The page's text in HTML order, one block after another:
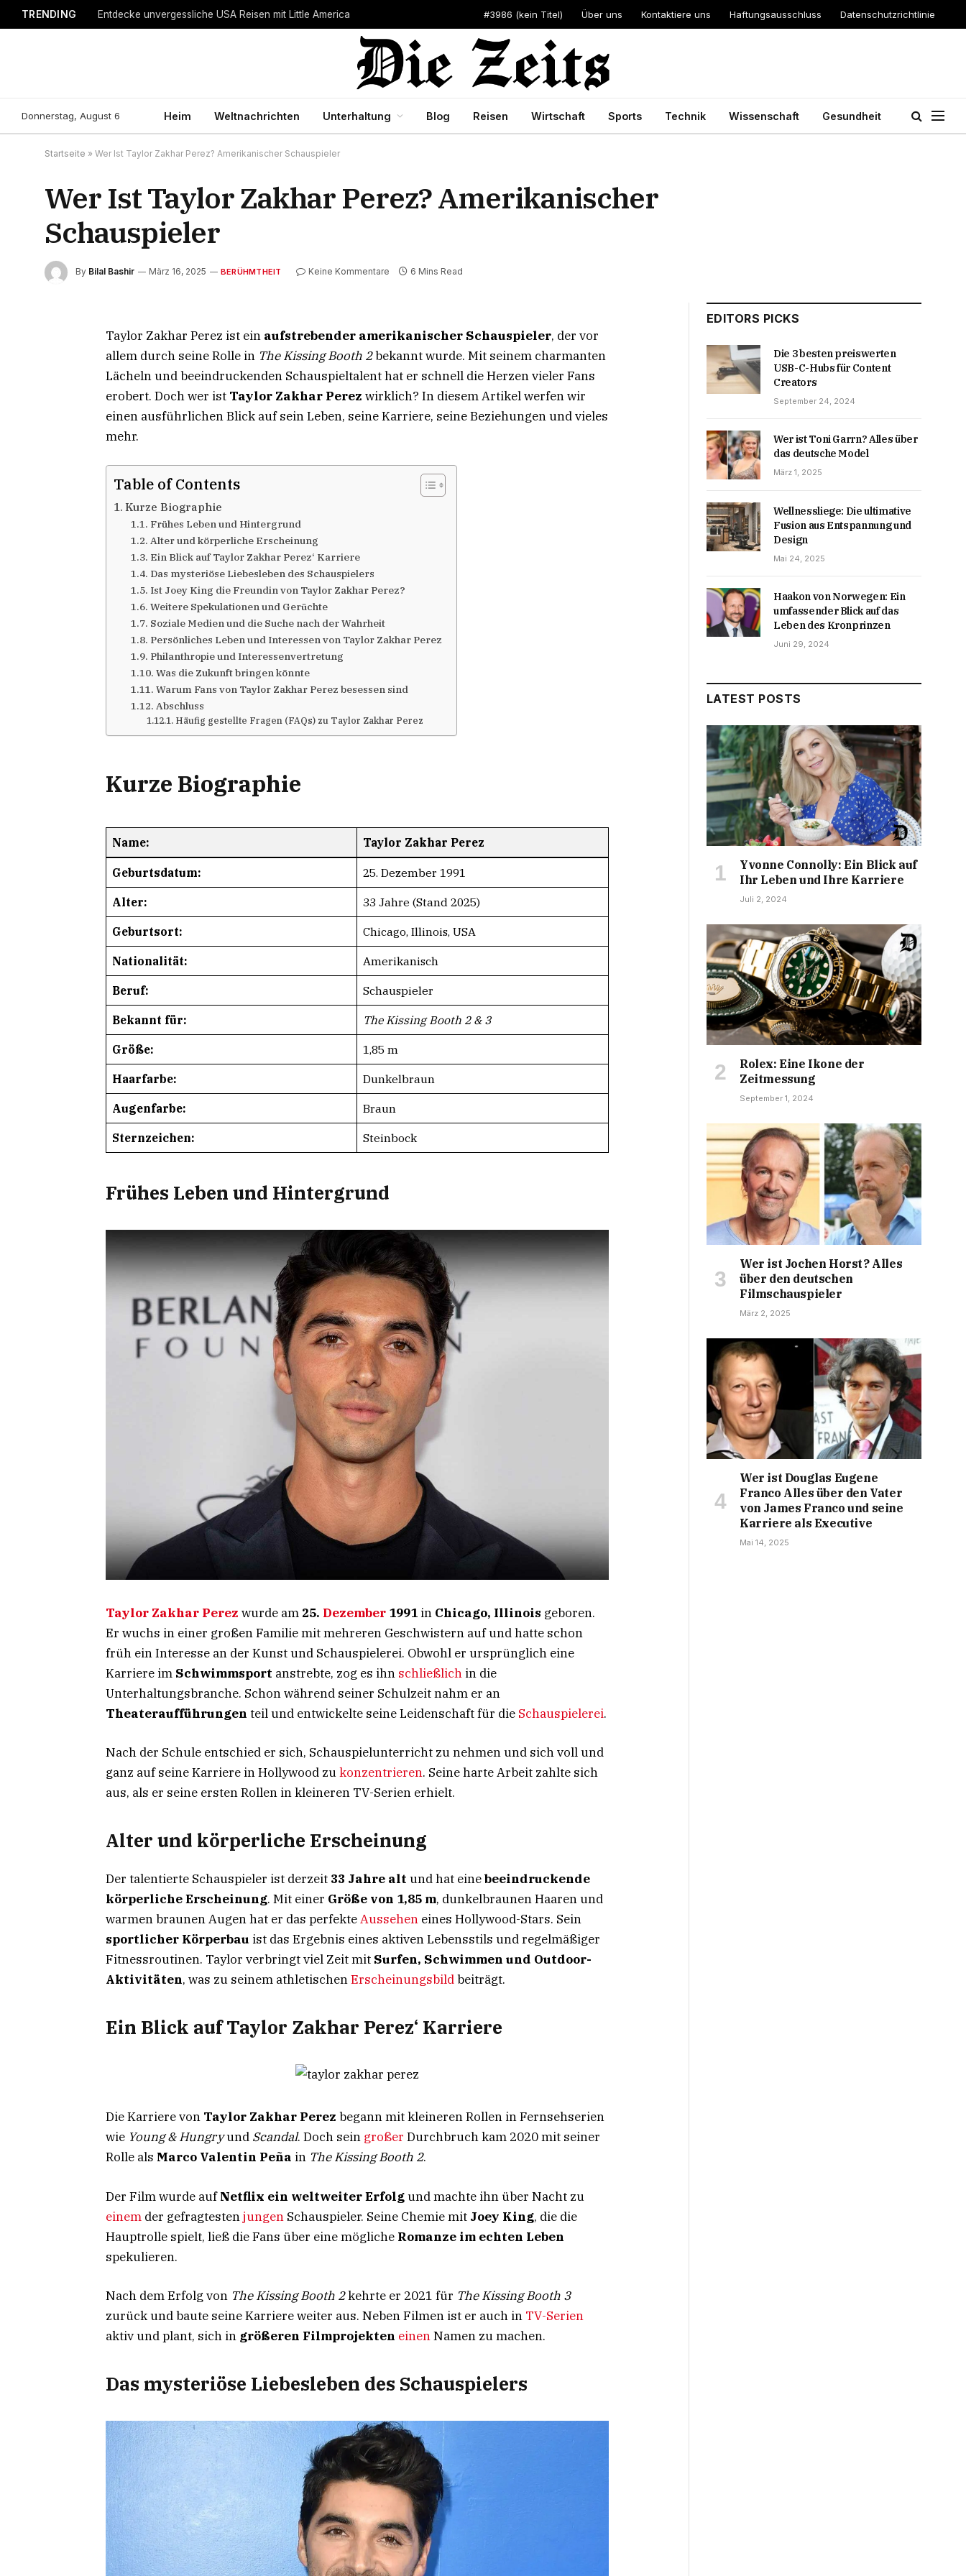
TRENDING Entdecke unvergessliche USA Reisen mit Little America #3986 (kein Titel) Über uns Kontaktiere uns Haftungsausschluss Datenschutzrichtlinie
Donnerstag, August 6 Heim Weltnachrichten Unterhaltung Blog Reisen Wirtschaft Sports Technik Wissenschaft Gesundheit
Startseite » Wer Ist Taylor Zakhar Perez? Amerikanischer Schauspieler
Wer Ist Taylor Zakhar Perez? Amerikanischer
Schauspieler
By Bilal Bashir März 16, 2025 BERÜHMTHEIT Keine Kommentare 6 Mins Read
Taylor Zakhar Perez ist ein aufstrebender amerikanischer Schauspieler, der vor
allem durch seine Rolle in The Kissing Booth 2bekannt wurde. Mit seinem charmanten
Lächeln und beeindruckenden Schauspieltalent hat er schnell die Herzen vieler Fans
erobert. Doch wer ist Taylor Zakhar Perez wirklich? In diesem Artikel werfen wir
einen ausführlichen Blick auf sein Leben, seine Karriere, seine Beziehungen und vieles
mehr.
Table of Contents
Kurze Biographie
Frühes Leben und Hintergrund
Alter und körperliche Erscheinung
Ein Blick auf Taylor Zakhar Perez‘ Karriere
Das mysteriöse Liebesleben des Schauspielers
Ist Joey King die Freundin von Taylor Zakhar Perez?
Weitere Spekulationen und Gerüchte
Soziale Medien und die Suche nach der Wahrheit
Persönliches Leben und Interessen von Taylor Zakhar Perez
Philanthropie und Interessenvertretung
Was die Zukunft bringen könnte
Warum Fans von Taylor Zakhar Perez besessen sind
Abschluss
Häufig gestellte Fragen (FAQs) zu Taylor Zakhar Perez
Kurze Biographie
Name: Taylor Zakhar Perez
Geburtsdatum: 25. Dezember 1991
Alter: 33 Jahre (Stand 2025)
Geburtsort: Chicago, Illinois, USA
Nationalität: Amerikanisch
Beruf: Schauspieler
Bekannt für: The Kissing Booth 2 & 3
Größe: 1,85 m
Haarfarbe: Dunkelbraun
Augenfarbe: Braun
Sternzeichen: Steinbock
Frühes Leben und Hintergrund
Taylor Zakhar Perez wurde am 25. Dezember 1991 in Chicago, Illinois geboren.
Er wuchs in einer großen Familie mit mehreren Geschwistern auf und hatte schon
früh ein Interesse an der Kunst und Schauspielerei. Obwohl er ursprünglich eine
Karriere im Schwimmsport anstrebte, zog es ihn schließlich in die
Unterhaltungsbranche. Schon während seiner Schulzeit nahm er an
Theateraufführungen teil und entwickelte seine Leidenschaft für die Schauspielerei.
Nach der Schule entschied er sich, Schauspielunterricht zu nehmen und sich voll und
ganz auf seine Karriere in Hollywood zukonzentrieren. Seine harte Arbeit zahlte sich
aus, als er seine ersten Rollen in kleineren TV-Serien erhielt.
Alter und körperliche Erscheinung
Der talentierte Schauspieler ist derzeit 33 Jahre alt und hat einebeeindruckende
körperliche Erscheinung. Mit einer Größe von 1,85 m, dunkelbraunen Haaren und
warmen braunen Augen hat er das perfekteAussehen eines Hollywood-Stars. Sein
sportlicher Körperbau ist das Ergebnis eines aktiven Lebensstils und regelmäßiger
Fitnessroutinen. Taylor verbringt viel Zeit mit Surfen, Schwimmen und Outdoor-
Aktivitäten, was zu seinem athletischenErscheinungsbildbeiträgt.
Ein Blick auf Taylor Zakhar Perez‘ Karriere
Die Karriere von Taylor Zakhar Perez begann mit kleineren Rollen in Fernsehserien
wie Young & Hungryund Scandal. Doch sein großer Durchbruch kam 2020 mit seiner
Rolle als Marco Valentin Peña in The Kissing Booth 2.
Der Film wurde aufNetflix ein weltweiter Erfolgund machte ihn über Nacht zu
einem der gefragtestenjungen Schauspieler. Seine Chemie mit Joey King, die die
Hauptrolle spielt, ließ die Fans über eine mögliche Romanze im echten Leben
spekulieren.
Nach dem Erfolg von The Kissing Booth 2kehrte er 2021 für The Kissing Booth 3
zurück und baute seine Karriere weiter aus. Neben Filmen ist er auch in TV-Serien
aktiv und plant, sich in größeren Filmprojekten einenNamen zu machen.
Das mysteriöse Liebesleben des Schauspielers
EDITORS PICKS
Die 3 besten preiswerten
USB-C-Hubs für Content
Creators
September 24, 2024
Wer ist Toni Garrn? Alles über
das deutsche Model
März 1, 2025
Wellnessliege: Die ultimative
Fusion aus Entspannung und
Design
Mai 24, 2025
Haakon von Norwegen: Ein
umfassender Blick auf das
Leben des Kronprinzen
Juni 29, 2024
LATEST POSTS
Yvonne Connolly: Ein Blick auf
Ihr Leben und Ihre Karriere
Juli 2, 2024
Rolex: Eine Ikone der
Zeitmessung
September 1, 2024
Wer ist Jochen Horst? Alles
über den deutschen
Filmschauspieler
März 2, 2025
Wer ist Douglas Eugene
Franco Alles über den Vater
von James Franco und seine
Karriere als Executive
Mai 14, 2025